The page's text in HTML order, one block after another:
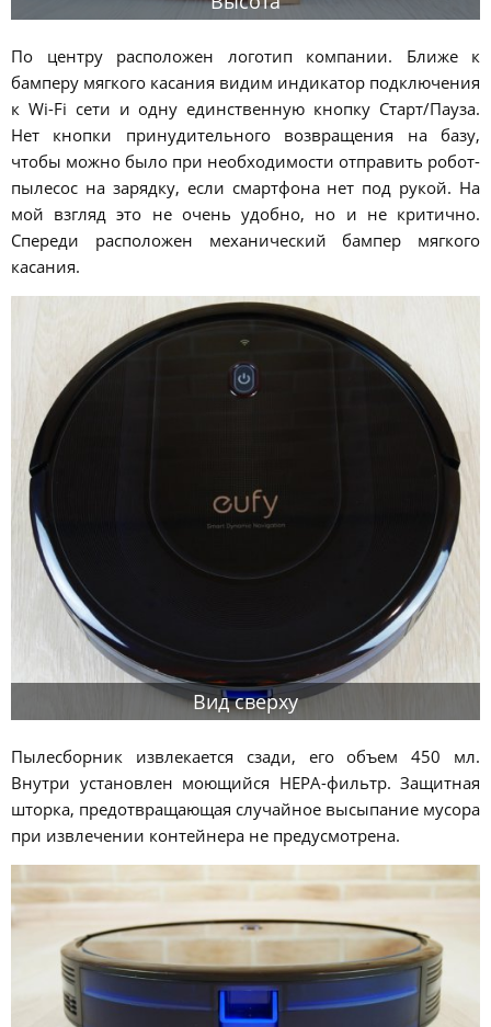
По центру расположен логотип компании. Ближе к
бамперу мягкого касания видим индикатор подключения
к Wi-Fi сети и одну единственную кнопку Старт/Пауза.
Нет кнопки принудительного возвращения на базу,
чтобы можно было при необходимости отправить робот-
пылесос на зарядку, если смартфона нет под рукой. На
мой взгляд это не очень удобно, но и не критично.
Спереди расположен механический бампер мягкого
касания.
Вид сверху
Пылесборник извлекается сзади, его объем 450 мл.
Внутри установлен моющийся HEPA-фильтр. Защитная
шторка, предотвращающая случайное высыпание мусора
при извлечении контейнера не предусмотрена.